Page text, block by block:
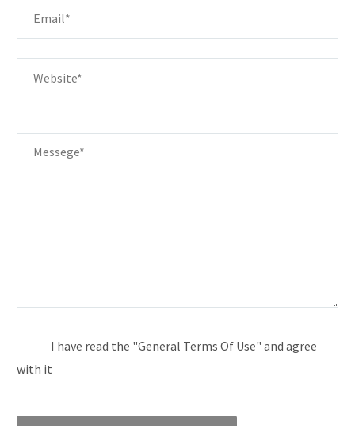
I have read the "General Terms Of Use" and agree
with it